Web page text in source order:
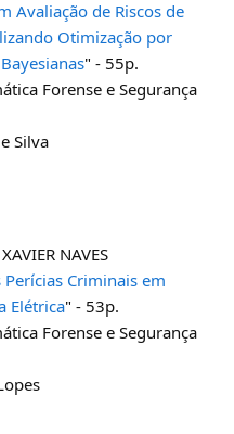
Avaliação de Riscos de
Otimização por
" - 55p.
Forense e Segurança
Silva
NAVES
Criminais em
Elétrica" - 53p.
Forense e Segurança